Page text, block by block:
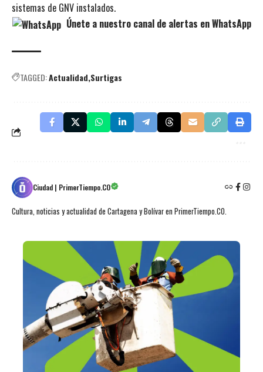
sistemas de GNV instalados.
Únete a nuestro canal de alertas en WhatsApp
TAGGED:Actualidad Surtigas
Ciudad | PrimerTiempo.CO
Cultura, noticias y actualidad de Cartagena y Bolívar en PrimerTiempo.CO.